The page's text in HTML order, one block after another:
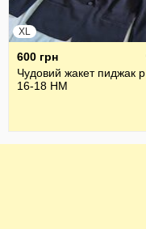
XL
600 грн
Чудовий жакет пиджак р
16-18 HM